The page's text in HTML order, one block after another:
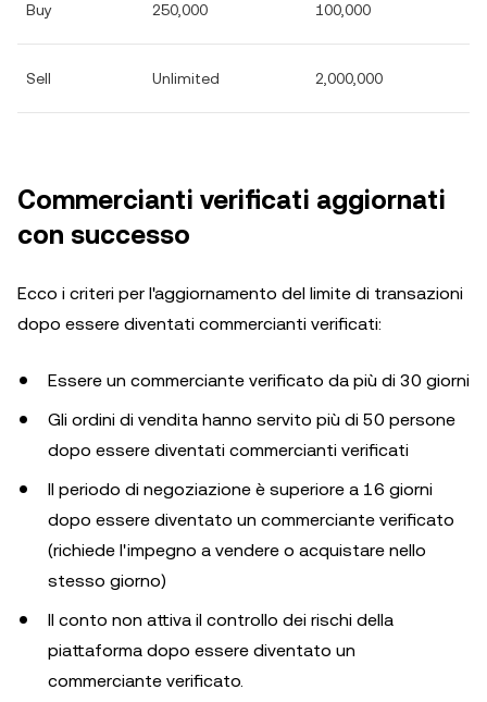
Buy 250,000 100,000
Sell Unlimited 2,000,000
Commercianti verificati aggiornati
con successo
Ecco i criteri per l'aggiornamento del limite di transazioni
dopo essere diventati commercianti verificati:
Essere un commerciante verificato da più di 30 giorni
Gli ordini di vendita hanno servito più di 50 persone
dopo essere diventati commercianti verificati
Il periodo di negoziazione è superiore a 16 giorni
dopo essere diventato un commerciante verificato
(richiede l'impegno a vendere o acquistare nello
stesso giorno)
Il conto non attiva il controllo dei rischi della
piattaforma dopo essere diventato un
commerciante verificato.